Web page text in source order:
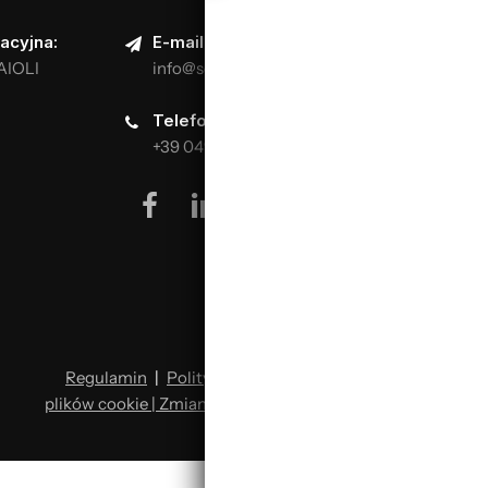
E-mail:
info@scuolaitalianapizzaioli.it
Telefon:
+39 0499624665
facebook
linkedin
Regulamin | Polityka prywatności
plików cookie | Zmiana preferencji plików cookie